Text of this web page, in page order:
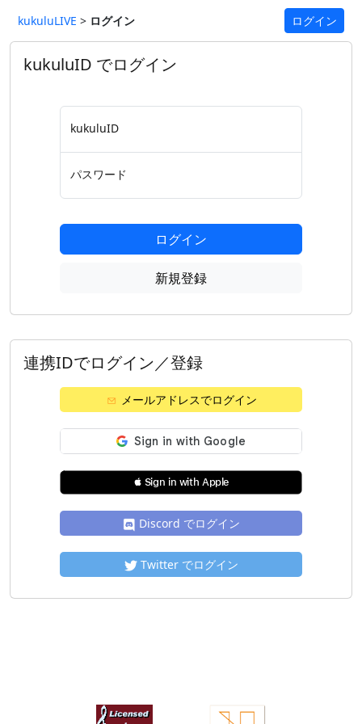
kukuluLIVE > ログイン ログイン
kukuluID でログイン
kukuluID
パスワード
ログイン
新規登録
連携IDでログイン／登録
メールアドレスでログイン
 Sign in with Apple
Discord でログイン
Twitter でログイン